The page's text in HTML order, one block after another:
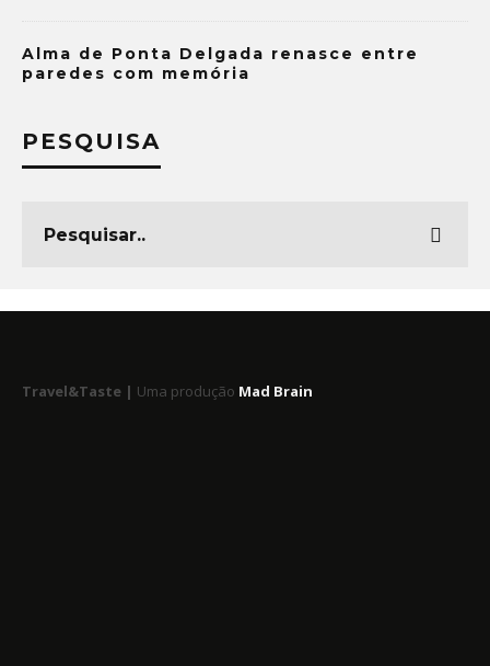
Alma de Ponta Delgada renasce entre
paredes com memória
PESQUISA
Travel&Taste | Uma produção Mad Brain